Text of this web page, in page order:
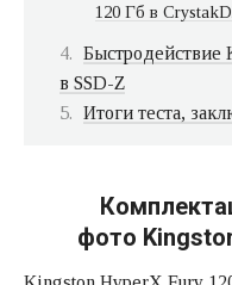
120 Гб в
Быстродействие
в SSD-Z
Итоги теста,
фото